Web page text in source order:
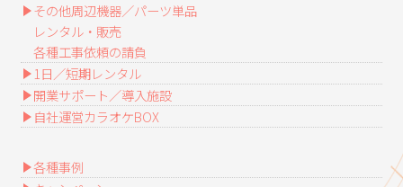
その他周辺機器／パーツ単品
レンタル・販売
各種工事依頼の請負
1日／短期レンタル
開業サポート／導入施設
自社運営カラオケBOX
各種事例